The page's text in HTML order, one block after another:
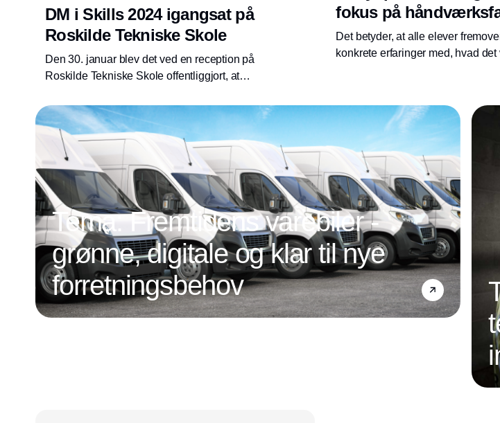
DM i Skills 2024 igangsat på
Roskilde Tekniske Skole
Den 30. januar blev det ved en reception på
Roskilde Tekniske Skole offentliggjort, at
2024.
fokus på
Det betyder, at alle elever
konkrete erfaringer med, hvad det
erhvervspraktikken styrkes.
Tema: Fremtidens varebiler -
grønne, digitale og klar til nye
forretningsbehov